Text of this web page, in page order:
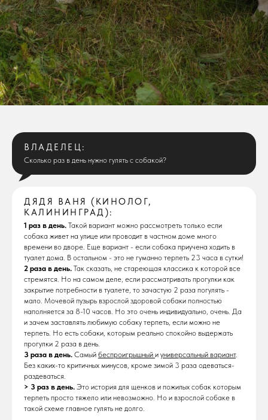
ВЛАДЕЛЕЦ:
Сколько раз в день нужно гулять с собакой?
ДЯДЯ ВАНЯ (КИНОЛОГ,
КАЛИНИНГРАД):
1 раз в день. Такой вариант можно рассмотреть только если
собака живет на улице или проводит в частном доме много
времени во дворе. Еще вариант - если собака приучена ходить в
туалет дома. В остальном - это не гуманно терпеть 23 часа в сутки!
2 раза в день. Так сказать, не стареющая классика к которой все
стремятся. Но на самом деле, если рассматривать прогулки как
закрытие потребности в туалете, то зачастую 2 раза погулять -
мало. Мочевой пузырь взрослой здоровой собаки полностью
наполняется за 8-10 часов. Но это очень индивидуально, очень. Да
и зачем заставлять любимую собаку терпеть, если можно не
терпеть. Но есть собаки, которым реально спокойно выдержать
прогулки 2 раза в день.
3 раза в день. Самый беспроигрышный и универсальный вариант.
Без каких-то критичных минусов, кроме зимой 3 раза одеваться-
раздеваться.
> 3 раз в день. Это история для щенков и пожилых собак которым
терпеть просто тяжело или невозможно. Но и взрослой собаке в
такой схеме главное гулять не долго.